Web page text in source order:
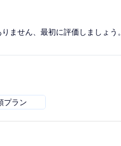
ません、最初に評価しましょう。
プラン